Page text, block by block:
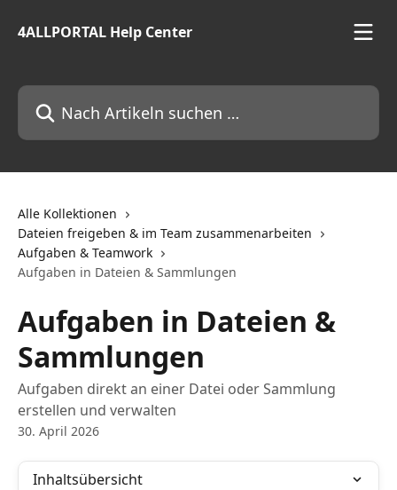
4ALLPORTAL Help Center
Nach Artikeln suchen …
Alle Kollektionen
Dateien freigeben & im Team zusammenarbeiten
Aufgaben & Teamwork
Aufgaben in Dateien & Sammlungen
Aufgaben in Dateien &
Sammlungen
Aufgaben direkt an einer Datei oder Sammlung
erstellen und verwalten
30. April 2026
Inhaltsübersicht